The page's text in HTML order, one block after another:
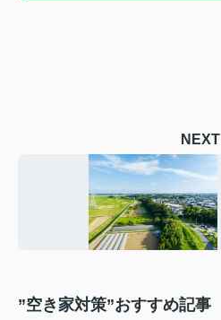
NEXT
”空き家対策”おすすめ記事